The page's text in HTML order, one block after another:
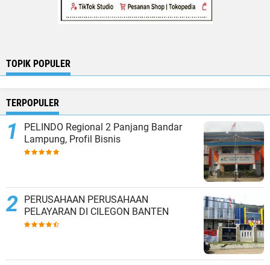
TOPIK POPULER
TERPOPULER
PELINDO Regional 2 Panjang Bandar
Lampung, Profil Bisnis
PERUSAHAAN PERUSAHAAN
PELAYARAN DI CILEGON BANTEN